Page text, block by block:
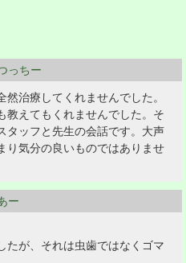
っちー
治療してくれませんでした。
教えてもくれませんでした。そ
タッフと先生の会話です。大声
り気分の良いものではありませ
ー
たが、それは虫歯ではなくゴマ